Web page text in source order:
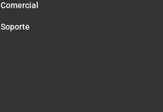
Comercial
Soporte